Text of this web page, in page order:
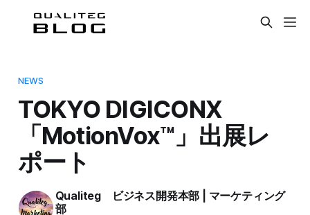
NEWS
TOKYO DIGICONX
「MotionVox™」出展レ
ポート
Qualiteg ビジネス開発本部 | マーケティング
部